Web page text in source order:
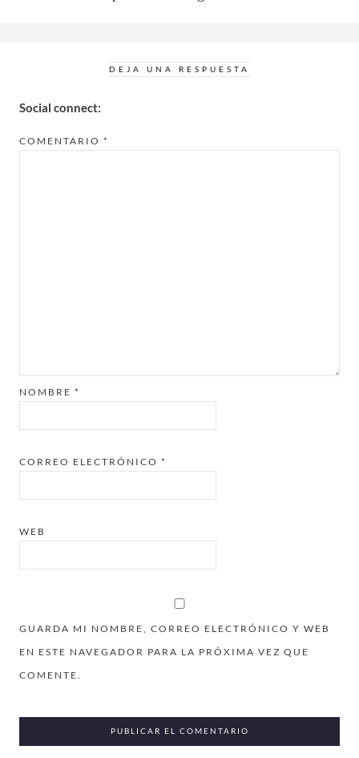
DEJA UNA RESPUESTA
Social connect:
COMENTARIO *
NOMBRE *
CORREO ELECTRÓNICO *
WEB
GUARDA MI NOMBRE, CORREO ELECTRÓNICO Y WEB
EN ESTE NAVEGADOR PARA LA PRÓXIMA VEZ QUE
COMENTE.